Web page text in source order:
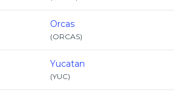
Orcas
(ORCAS)
Yucatan
(YUC)